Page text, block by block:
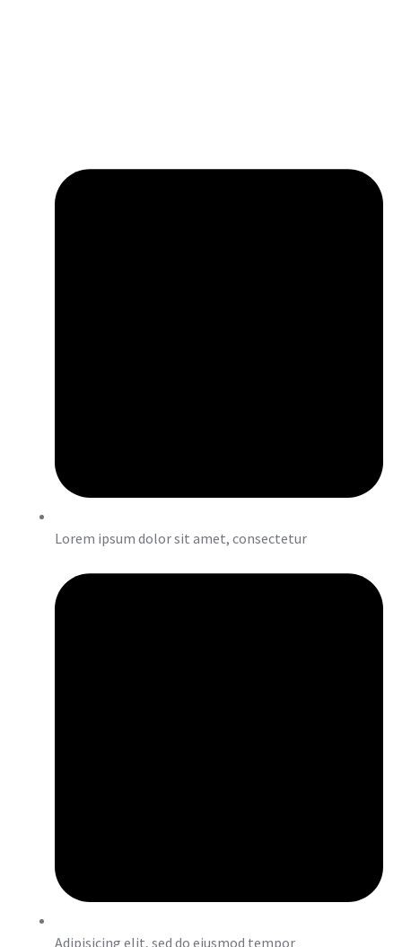
Lorem ipsum dolor sit amet, consectetur
Adipisicing elit, sed do eiusmod tempor